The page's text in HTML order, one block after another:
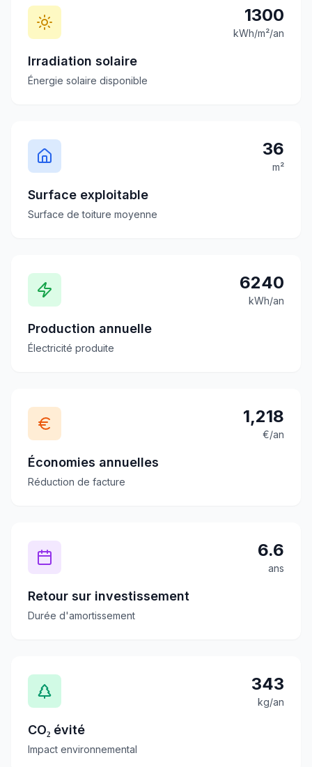
1300
kWh/m²/an
Irradiation solaire
Énergie solaire disponible
36
m²
Surface exploitable
Surface de toiture moyenne
6240
kWh/an
Production annuelle
Électricité produite
1,218
€/an
Économies annuelles
Réduction de facture
6.6
ans
Retour sur investissement
Durée d'amortissement
343
kg/an
CO₂ évité
Impact environnemental